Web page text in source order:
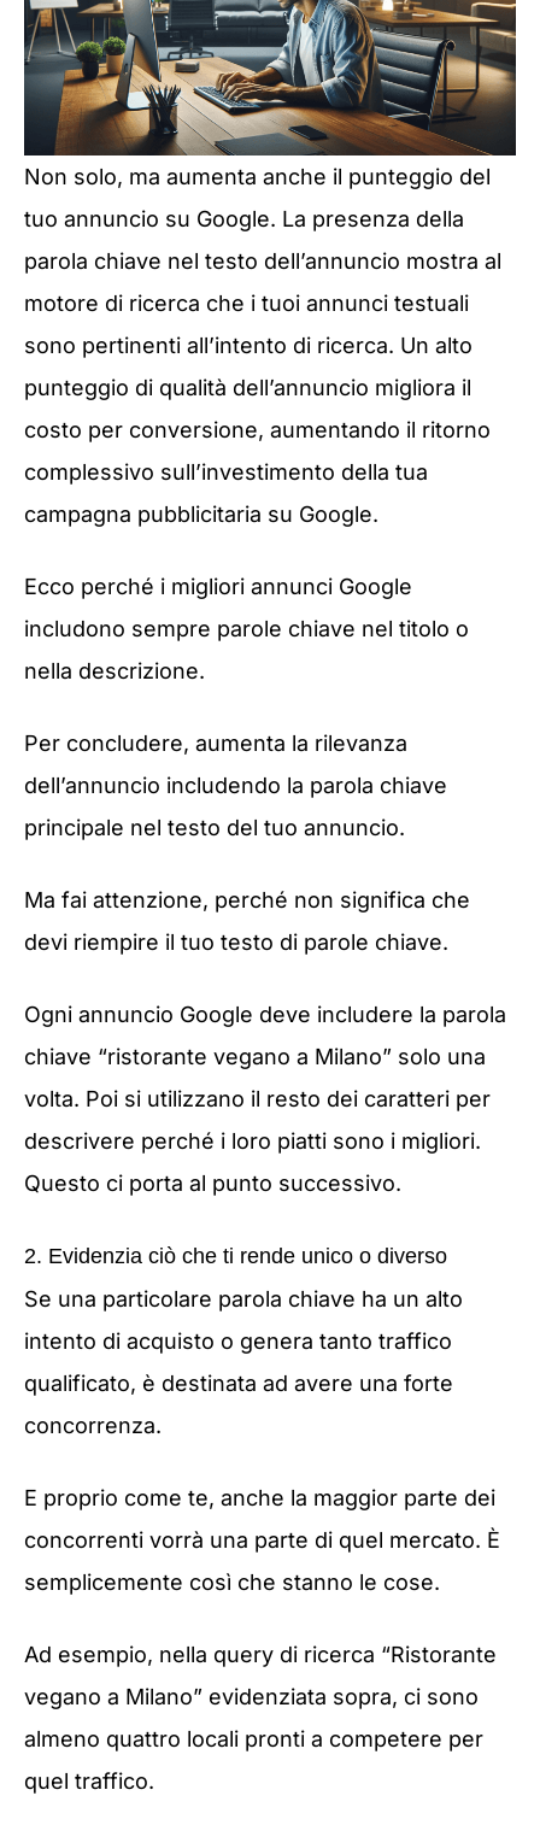
Non solo, ma aumenta anche il punteggio del
tuo annuncio su Google. La presenza della
parola chiave nel testo dell’annuncio mostra al
motore di ricerca che i tuoi annunci testuali
sono pertinenti all’intento di ricerca. Un alto
punteggio di qualità dell’annuncio migliora il
costo per conversione, aumentando il ritorno
complessivo sull’investimento della tua
campagna pubblicitaria su Google.
Ecco perché i migliori annunci Google
includono sempre parole chiave nel titolo o
nella descrizione.
Per concludere, aumenta la rilevanza
dell’annuncio includendo la parola chiave
principale nel testo del tuo annuncio.
Ma fai attenzione, perché non significa che
devi riempire il tuo testo di parole chiave.
Ogni annuncio Google deve includere la parola
chiave “ristorante vegano a Milano” solo una
volta. Poi si utilizzano il resto dei caratteri per
descrivere perché i loro piatti sono i migliori.
Questo ci porta al punto successivo.
2. Evidenzia ciò che ti rende unico o diverso
Se una particolare parola chiave ha un alto
intento di acquisto o genera tanto traffico
qualificato, è destinata ad avere una forte
concorrenza.
E proprio come te, anche la maggior parte dei
concorrenti vorrà una parte di quel mercato. È
semplicemente così che stanno le cose.
Ad esempio, nella query di ricerca “Ristorante
vegano a Milano” evidenziata sopra, ci sono
almeno quattro locali pronti a competere per
quel traffico.